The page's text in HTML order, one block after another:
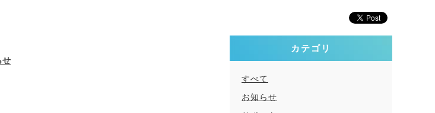
せ
カテゴリ
すべて
お知らせ